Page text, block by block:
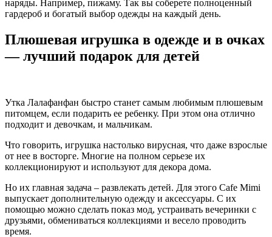
наряды. Например, пижаму. Так вы соберете полноценный
гардероб и богатый выбор одежды на каждый день.
Плюшевая игрушка в одежде и в очках
— лучший подарок для детей
Утка Лалафанфан быстро станет самым любимым плюшевым
питомцем, если подарить ее ребенку. При этом она отлично
подходит и девочкам, и мальчикам.
Что говорить, игрушка настолько вирусная, что даже взрослые
от нее в восторге. Многие на полном серьезе их
коллекционируют и используют для декора дома.
Но их главная задача – развлекать детей. Для этого Cafe Mimi
выпускает дополнительную одежду и аксессуары. С их
помощью можно сделать показ мод, устраивать вечеринки с
друзьями, обмениваться коллекциями и весело проводить
время.